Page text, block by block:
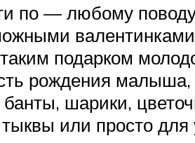
по — любому
подарком
рождения малыша,
шарики,
или просто